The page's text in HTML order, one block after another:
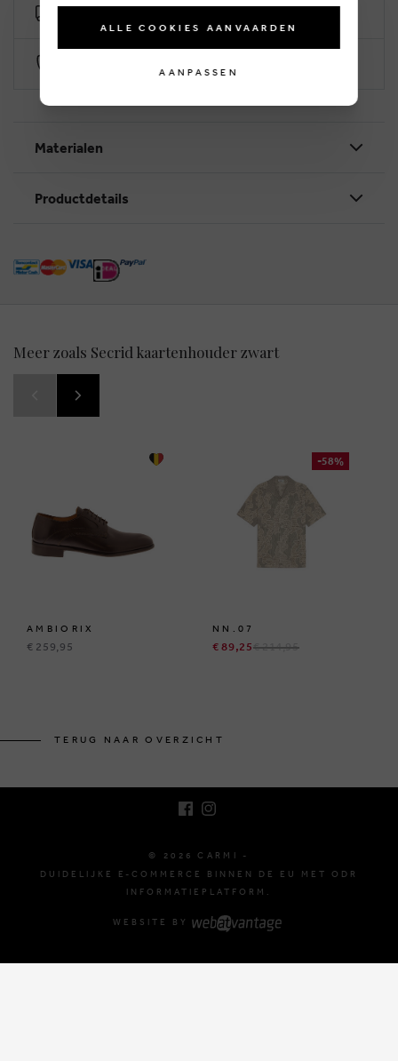
Materialen
Productdetails
Meer zoals Secrid kaartenhouder zwart
AMBIORIX
€ 259,95
-58%
NN.07
€ 89,25€ 214,95
TERUG NAAR OVERZICHT
© 2026 CARMI -
DUIDELIJKE E-COMMERCE BINNEN DE EU MET ODR
INFORMATIEPLATFORM.
WEBSITE BY
ALLE COOKIES AANVAARDEN
AANPASSEN